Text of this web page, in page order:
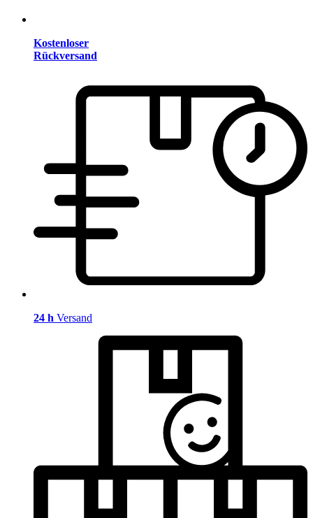
Kostenloser
Rückversand
24 h Versand